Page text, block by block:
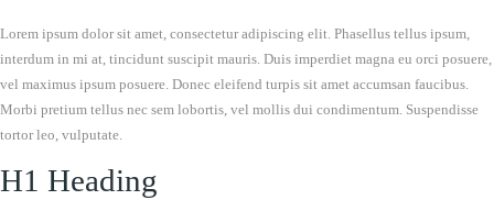
Lorem ipsum dolor sit amet, consectetur adipiscing elit. Phasellus tellus ipsum,
interdum in mi at, tincidunt suscipit mauris. Duis imperdiet magna eu orci posuere,
vel maximus ipsum posuere. Donec eleifend turpis sit amet accumsan faucibus.
Morbi pretium tellus nec sem lobortis, vel mollis dui condimentum. Suspendisse
tortor leo, vulputate.
H1 Heading